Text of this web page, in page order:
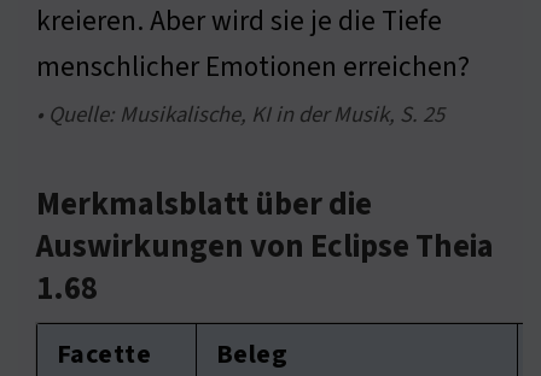
kreieren. Aber wird sie je die Tiefe
menschlicher Emotionen erreichen?
• Quelle: Musikalische, KI in der Musik, S. 25
Merkmalsblatt über die
Auswirkungen von Eclipse Theia
1.68
Facette Beleg